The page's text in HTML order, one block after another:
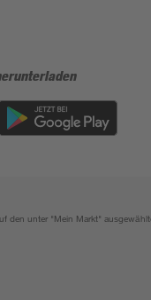
den unter "Mein Markt"